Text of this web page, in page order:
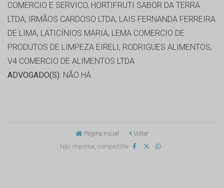
COMERCIO E SERVICO, HORTIFRUTI SABOR DA TERRA
LTDA, IRMÃOS CARDOSO LTDA, LAIS FERNANDA FERREIRA
DE LIMA, LATICÍNIOS MARIA, LEMA COMERCIO DE
PRODUTOS DE LIMPEZA EIRELI, RODRIGUES ALIMENTOS,
V4 COMERCIO DE ALIMENTOS LTDA
ADVOGADO(S): NÃO HÁ
Página Inicial
Voltar
Não imprima, compartilhe